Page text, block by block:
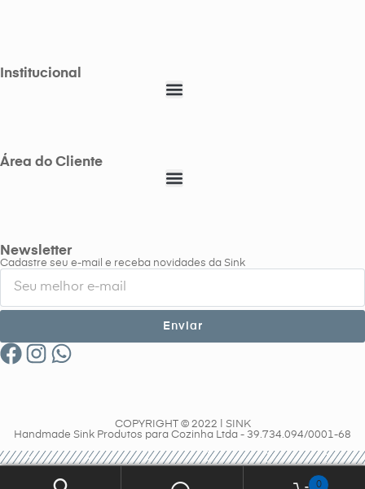
Institucional
Área do Cliente
Newsletter
Cadastre seu e-mail e receba novidades da Sink
Enviar
COPYRIGHT © 2022 | SINK
Handmade Sink Produtos para Cozinha Ltda - 39.734.094/0001-68
0